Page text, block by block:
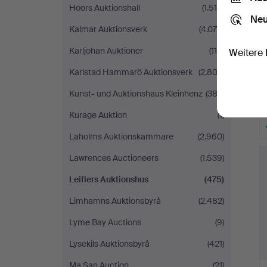
Höörs Auktionshall
(1.518)
Kalmar Auktionsverk
(4.070)
Karljohan Auktioner
(116)
Karlstad Hammarö Auktionsverk (2.803)
Kunst- und Auktionshaus Kleinhenz (382)
Kurage Auktion
(1)
Laholms Auktionskammare
(2.960)
Lawrences Auctioneers
(1.539)
Leiflers Auktionshus
(475)
Limhamns Auktionsbyrå
(2.482)
Lyme Bay Auctions
(9)
Lysekils Auktionsbyrå
(421)
Weitere